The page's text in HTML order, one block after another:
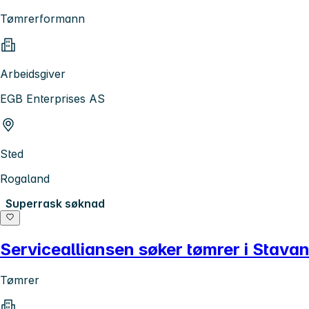
Tømrerformann
Arbeidsgiver
EGB Enterprises AS
Sted
Rogaland
Superrask søknad
Servicealliansen søker tømrer i
Tømrer